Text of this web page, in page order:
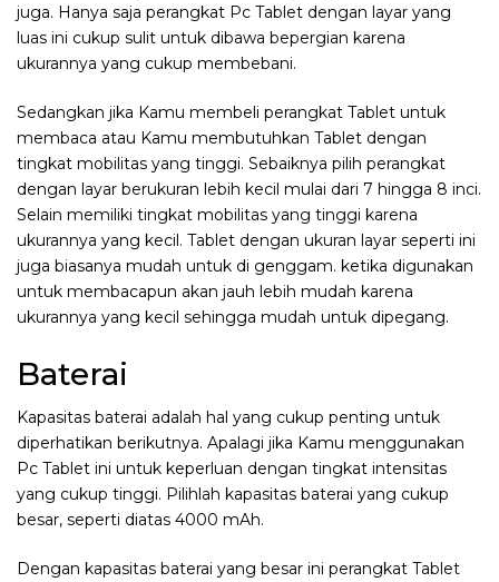
juga. Hanya saja perangkat Pc Tablet dengan layar yang
luas ini cukup sulit untuk dibawa bepergian karena
ukurannya yang cukup membebani.
Sedangkan jika Kamu membeli perangkat Tablet untuk
membaca atau Kamu membutuhkan Tablet dengan
tingkat mobilitas yang tinggi. Sebaiknya pilih perangkat
dengan layar berukuran lebih kecil mulai dari 7 hingga 8 inci.
Selain memiliki tingkat mobilitas yang tinggi karena
ukurannya yang kecil. Tablet dengan ukuran layar seperti ini
juga biasanya mudah untuk di genggam. ketika digunakan
untuk membacapun akan jauh lebih mudah karena
ukurannya yang kecil sehingga mudah untuk dipegang.
Baterai
Kapasitas baterai adalah hal yang cukup penting untuk
diperhatikan berikutnya. Apalagi jika Kamu menggunakan
Pc Tablet ini untuk keperluan dengan tingkat intensitas
yang cukup tinggi. Pilihlah kapasitas baterai yang cukup
besar, seperti diatas 4000 mAh.
Dengan kapasitas baterai yang besar ini perangkat Tablet